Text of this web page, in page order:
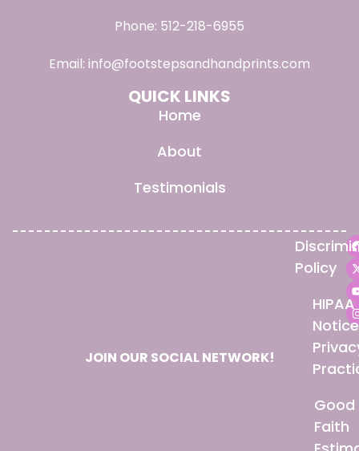
Phone: 512-218-6955
Email: info@footstepsandhandprints.com
QUICK LINKS
Home
About
Testimonials
JOIN OUR SOCIAL NETWORK!
Policy
HIPAA
Good
Faith